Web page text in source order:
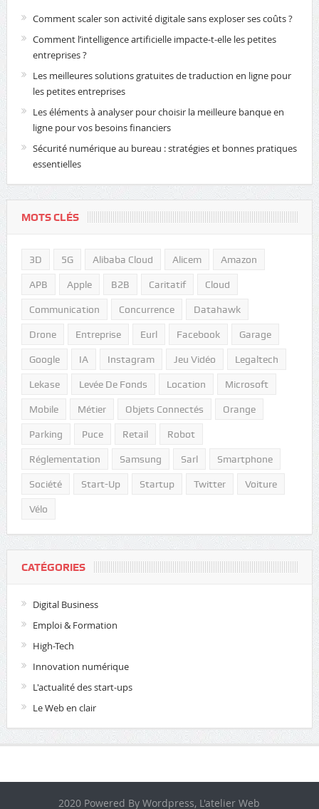
Comment scaler son activité digitale sans exploser ses coûts ?
Comment l’intelligence artificielle impacte-t-elle les petites
entreprises ?
Les meilleures solutions gratuites de traduction en ligne pour
les petites entreprises
Les éléments à analyser pour choisir la meilleure banque en
ligne pour vos besoins financiers
Sécurité numérique au bureau : stratégies et bonnes pratiques
essentielles
MOTS CLÉS
3D 5G Alibaba Cloud Alicem Amazon
APB Apple B2B Caritatif Cloud
Communication Concurrence Datahawk
Drone Entreprise Eurl Facebook Garage
Google IA Instagram Jeu Vidéo Legaltech
Lekase Levée De Fonds Location Microsoft
Mobile Métier Objets Connectés Orange
Parking Puce Retail Robot
Réglementation Samsung Sarl Smartphone
Société Start-Up Startup Twitter Voiture
Vélo
CATÉGORIES
Digital Business
Emploi & Formation
High-Tech
Innovation numérique
L'actualité des start-ups
Le Web en clair
2020 Powered By Wordpress, L'atelier Web